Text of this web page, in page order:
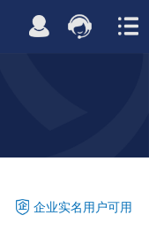
企业实名用户可用